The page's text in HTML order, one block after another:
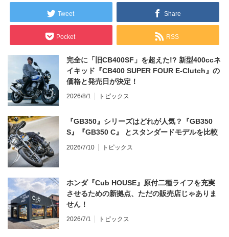
Tweet Share
Pocket RSS
完全に「旧CB400SF」を超えた!? 新型400ccネ
イキッド『CB400 SUPER FOUR E-Clutch』の
価格と発売日が決定！
2026/8/1 トピックス
『GB350』シリーズはどれが人気？『GB350
S』『GB350 C』 とスタンダードモデルを比較
2026/7/10 トピックス
ホンダ『Cub HOUSE』原付二種ライフを充実
させるための新拠点、ただの販売店じゃありま
せん！
2026/7/1 トピックス